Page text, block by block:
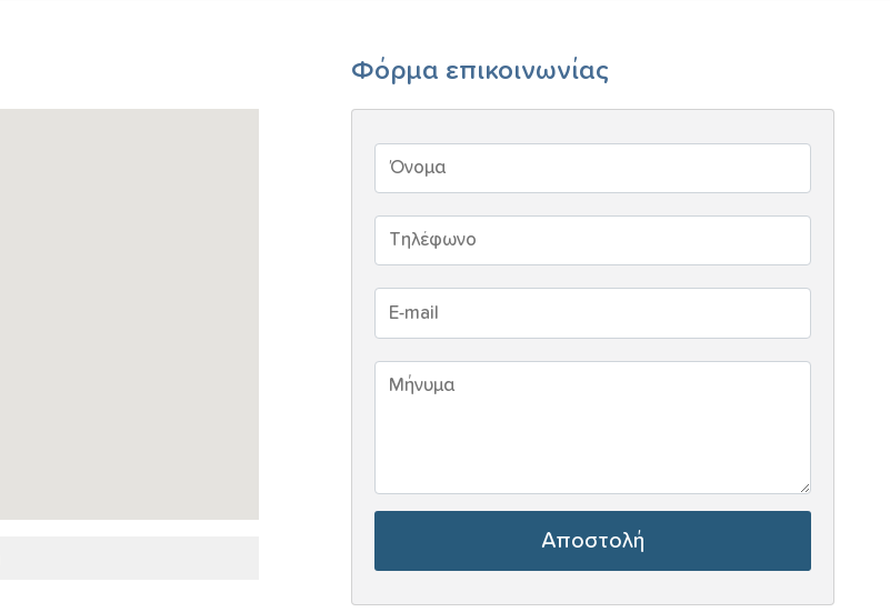
Φόρμα επικοινωνίας
Αποστολή